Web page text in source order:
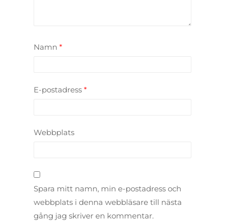
Namn*
E-postadress*
Webbplats
Spara mitt namn, min e-postadress och
webbplats i denna webbläsare till nästa
gång jag skriver en kommentar.